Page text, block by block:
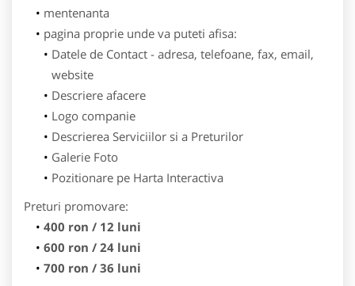
mentenanta
pagina proprie unde va puteti afisa:
Datele de Contact - adresa, telefoane, fax, email,
website
Descriere afacere
Logo companie
Descrierea Serviciilor si a Preturilor
Galerie Foto
Pozitionare pe Harta Interactiva
Preturi promovare:
400 ron / 12 luni
600 ron / 24 luni
700 ron / 36 luni